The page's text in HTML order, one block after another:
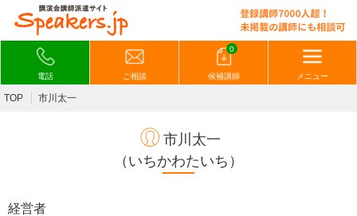
電話 ご相談
0
候補講師 メニュー
TOP 市川太一
市川太一
（いちかわたいち）
経営者